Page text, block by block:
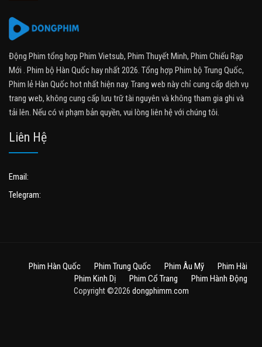
Động Phim tổng hợp Phim Vietsub, Phim Thuyết Minh, Phim Chiếu Rạp
Mới . Phim bộ Hàn Quốc hay nhất 2026. Tổng hợp Phim bộ Trung Quốc,
Phim lẻ Hàn Quốc hot nhất hiện nay. Trang web này chỉ cung cấp dịch vụ
trang web, không cung cấp lưu trữ tài nguyên và không tham gia ghi và
tải lên. Nếu có vi phạm bản quyền, vui lòng liên hệ với chúng tôi.
Liên Hệ
Email:
Telegram:
Phim Hàn Quốc Phim Trung Quốc Phim Âu Mỹ
Phim Hài
Phim Kinh Dị
Phim Cổ Trang Phim Hành Động
Copyright ©2026 dongphimm.com